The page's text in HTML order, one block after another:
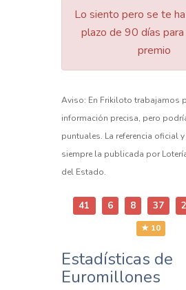
Lo siento pero se te
plazo de 90 días
premio
Aviso: En Frikiloto trabajamos
información precisa, pero
puntuales. La referencia oficial
siempre la publicada por
del Estado.
41 6 8 37
★ 10
Estadísticas de
Euromillones